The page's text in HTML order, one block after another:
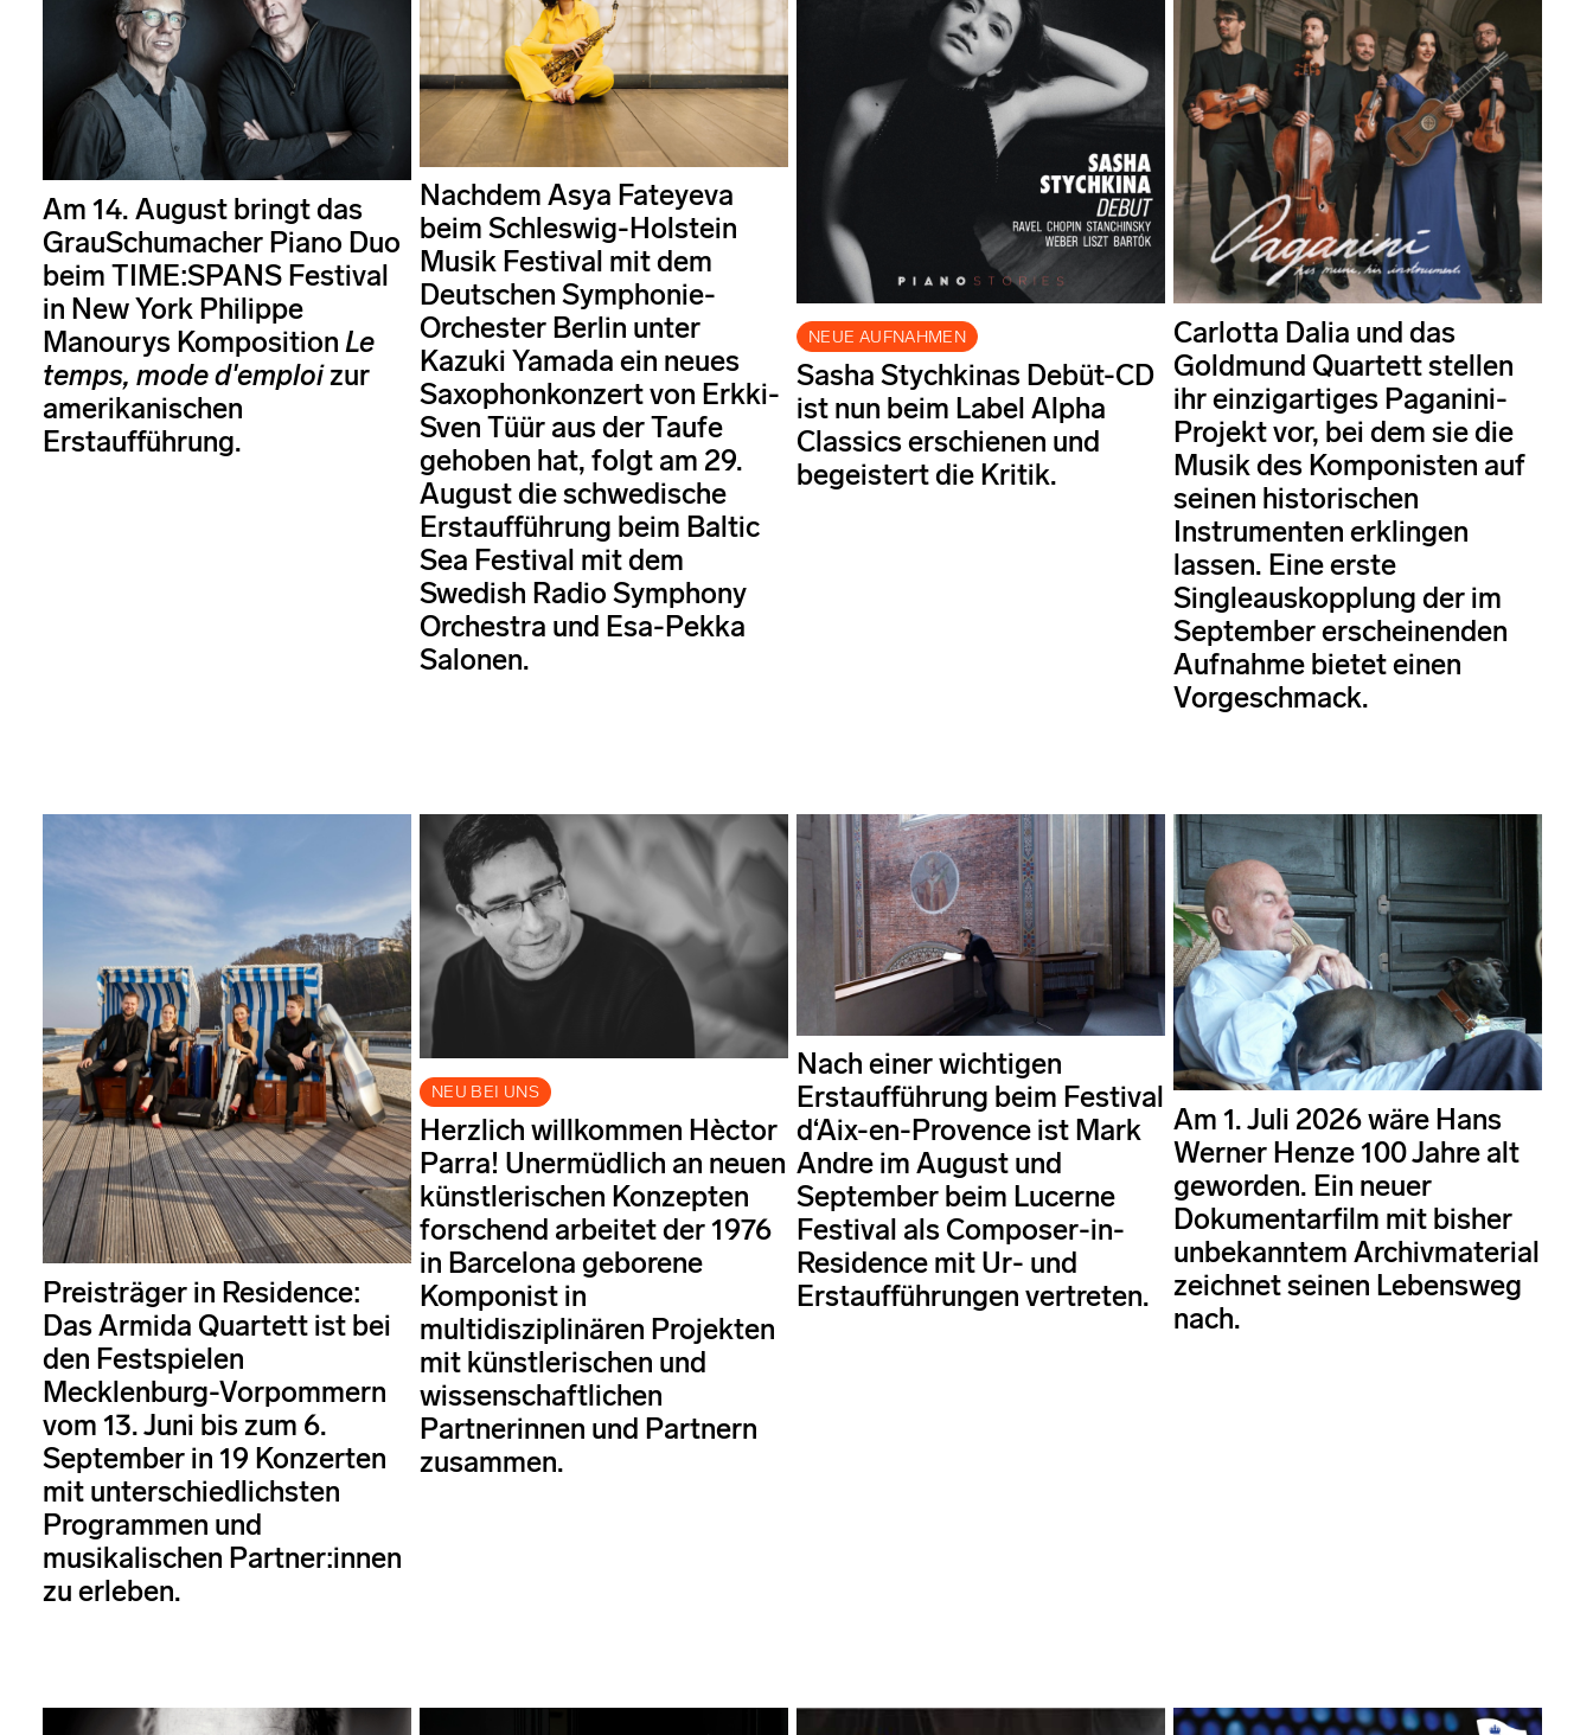
Am 14. August bringt das
GrauSchumacher Piano Duo
beim TIME:SPANS Festival
in New York Philippe
Manourys Komposition Le
temps, mode d'emploizur
amerikanischen
Erstaufführung.
Nachdem Asya Fateyeva
beim Schleswig-Holstein
Musik Festival mit dem
Deutschen Symphonie-
Orchester Berlin unter
Kazuki Yamada ein neues
Saxophonkonzert von Erkki-
Sven Tüür aus der Taufe
gehoben hat, folgt am 29.
August die schwedische
Erstaufführung beim Baltic
Sea Festival mit dem
Swedish Radio Symphony
Orchestra und Esa-Pekka
Salonen.
NEUE AUFNAHMEN
Sasha Stychkinas Debüt-CD
ist nun beim Label Alpha
Classics erschienen und
begeistert die Kritik.
Carlotta Dalia und das
Goldmund Quartett stellen
ihr einzigartiges Paganini-
Projekt vor, bei dem sie die
Musik des Komponisten auf
seinen historischen
Instrumenten erklingen
lassen. Eine erste
Singleauskopplung der im
September erscheinenden
Aufnahme bietet einen
Vorgeschmack.
Preisträger in Residence:
Das Armida Quartett ist bei
den Festspielen
Mecklenburg-Vorpommern
vom 13. Juni bis zum 6.
September in 19 Konzerten
mit unterschiedlichsten
Programmen und
musikalischen Partner:innen
zu erleben.
NEU BEI UNS
Herzlich willkommen Hèctor
Parra! Unermüdlich an neuen
künstlerischen Konzepten
forschend arbeitet der 1976
in Barcelona geborene
Komponist in
multidisziplinären Projekten
mit künstlerischen und
wissenschaftlichen
Partnerinnen und Partnern
zusammen.
Nach einer wichtigen
Erstaufführung beim Festival
d‘Aix-en-Provence ist Mark
Andre im August und
September beim Lucerne
Festival als Composer-in-
Residence mit Ur- und
Erstaufführungen vertreten.
Am 1. Juli 2026 wäre Hans
Werner Henze 100 Jahre alt
geworden. Ein neuer
Dokumentarfilm mit bisher
unbekanntem Archivmaterial
zeichnet seinen Lebensweg
nach.